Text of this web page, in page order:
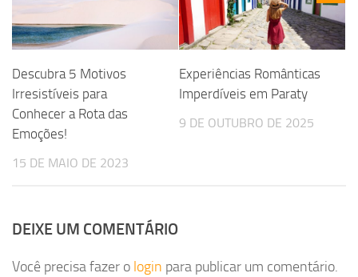
Descubra 5 Motivos
Irresistíveis para
Conhecer a Rota das
Emoções!
15 DE MAIO DE 2023
Experiências Românticas
Imperdíveis em Paraty
9 DE OUTUBRO DE 2025
DEIXE UM COMENTÁRIO
Você precisa fazer o login para publicar um comentário.